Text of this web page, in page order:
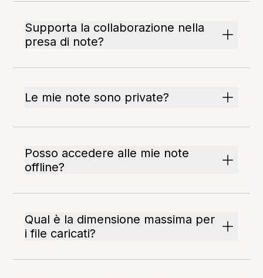
Supporta la collaborazione nella
presa di note?
Le mie note sono private?
Posso accedere alle mie note
offline?
Qual è la dimensione massima per
i file caricati?